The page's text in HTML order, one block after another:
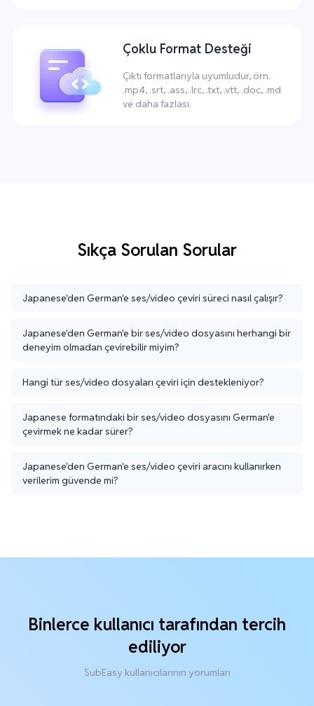
Çoklu Format Desteği
Çıktı formatlarıyla uyumludur, örn.
.mp4, .srt, .ass, .lrc, .txt, .vtt, .doc, .md
ve daha fazlası.
Sıkça Sorulan Sorular
Japanese'den German'e ses/video çeviri süreci nasıl çalışır?
Japanese'den German'e bir ses/video dosyasını herhangi bir
deneyim olmadan çevirebilir miyim?
Hangi tür ses/video dosyaları çeviri için destekleniyor?
Japanese formatındaki bir ses/video dosyasını German'e
çevirmek ne kadar sürer?
Japanese'den German'e ses/video çeviri aracını kullanırken
verilerim güvende mi?
Binlerce kullanıcı tarafından tercih
ediliyor
SubEasy kullanıcılarının yorumları